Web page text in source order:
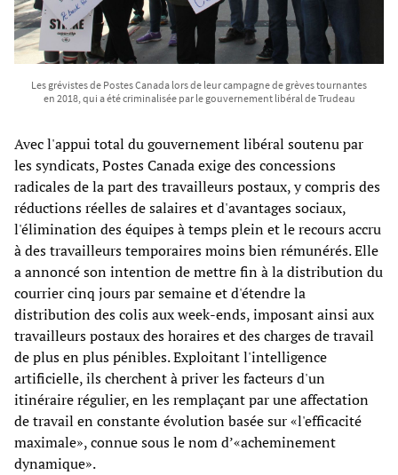
Les grévistes de Postes Canada lors de leur campagne de grèves tournantes
en 2018, qui a été criminalisée par le gouvernement libéral de Trudeau
Avec l'appui total du gouvernement libéral soutenu par
les syndicats, Postes Canada exige des concessions
radicales de la part des travailleurs postaux, y compris des
réductions réelles de salaires et d'avantages sociaux,
l'élimination des équipes à temps plein et le recours accru
à des travailleurs temporaires moins bien rémunérés. Elle
a annoncé son intention de mettre fin à la distribution du
courrier cinq jours par semaine et d'étendre la
distribution des colis aux week-ends, imposant ainsi aux
travailleurs postaux des horaires et des charges de travail
de plus en plus pénibles. Exploitant l'intelligence
artificielle, ils cherchent à priver les facteurs d'un
itinéraire régulier, en les remplaçant par une affectation
de travail en constante évolution basée sur «l'efficacité
maximale», connue sous le nom d’«acheminement
dynamique».